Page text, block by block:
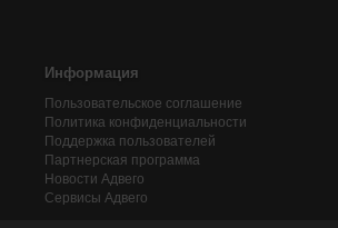
Информация
Пользовательское соглашение
Политика конфиденциальности
Поддержка пользователей
Партнерская программа
Новости Адвего
Сервисы Адвего